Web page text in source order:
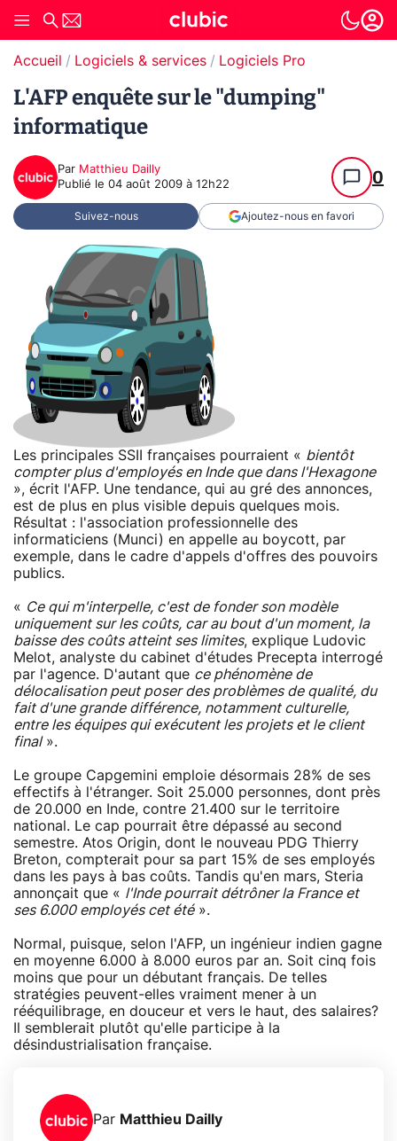
Accueil Logiciels & services Logiciels Pro
L'AFP enquête sur le "dumping"
informatique
Par Matthieu Dailly
Publié le 04 août 2009 à 12h22 0
Suivez-nous Ajoutez-nous en favori
Les principales SSII françaises pourraient « bientôt
compter plus d'employés en Inde que dans l'Hexagone
», écrit l'AFP. Une tendance, qui au gré des annonces,
est de plus en plus visible depuis quelques mois.
Résultat : l'association professionnelle des
informaticiens (Munci) en appelle au boycott, par
exemple, dans le cadre d'appels d'offres des pouvoirs
publics.
« Ce qui m'interpelle, c'est de fonder son modèle
uniquement sur les coûts, car au bout d'un moment, la
baisse des coûts atteint ses limites, explique Ludovic
Melot, analyste du cabinet d'études Precepta interrogé
par l'agence. D'autant que ce phénomène de
délocalisation peut poser des problèmes de qualité, du
fait d'une grande différence, notamment culturelle,
entre les équipes qui exécutent les projets et le client
final».
Le groupe Capgemini emploie désormais 28% de ses
effectifs à l'étranger. Soit 25.000 personnes, dont près
de 20.000 en Inde, contre 21.400 sur le territoire
national. Le cap pourrait être dépassé au second
semestre. Atos Origin, dont le nouveau PDG Thierry
Breton, compterait pour sa part 15% de ses employés
dans les pays à bas coûts. Tandis qu'en mars, Steria
annonçait que « l'Inde pourrait détrôner la France et
ses 6.000 employés cet été».
Normal, puisque, selon l'AFP, un ingénieur indien gagne
en moyenne 6.000 à 8.000 euros par an. Soit cinq fois
moins que pour un débutant français. De telles
stratégies peuvent-elles vraiment mener à un
rééquilibrage, en douceur et vers le haut, des salaires?
Il semblerait plutôt qu'elle participe à la
désindustrialisation française.
Par Matthieu Dailly